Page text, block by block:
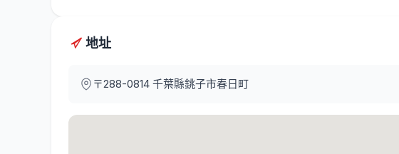
地址
〒288-0814 千葉縣銚子市春日町